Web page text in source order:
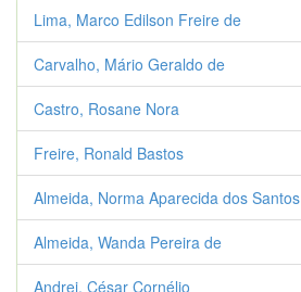
Lima, Marco Edilson Freire de
Carvalho, Mário Geraldo de
Castro, Rosane Nora
Freire, Ronald Bastos
Almeida, Norma Aparecida dos Santos
Almeida, Wanda Pereira de
Andrei, César Cornélio